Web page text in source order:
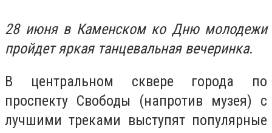
28 июня в Каменском ко Дню молодежи
пройдет яркая танцевальная вечеринка.
В центральном сквере города по
проспекту Свободы (напротив музея) с
лучшими треками выступят популярные